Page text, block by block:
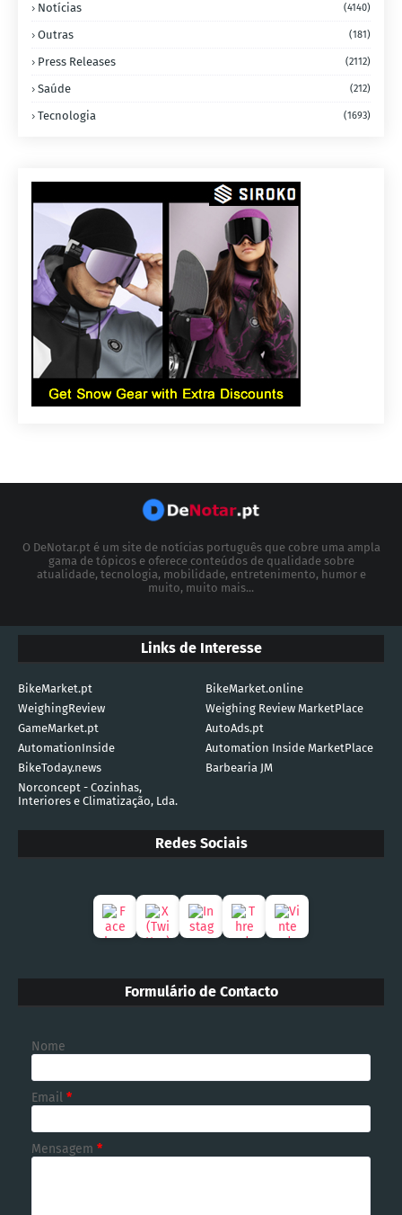
Notícias (4140)
Outras (181)
Press Releases (2112)
Saúde (212)
Tecnologia (1693)
O DeNotar.pt é um site de notícias português que cobre uma ampla
gama de tópicos e oferece conteúdos de qualidade sobre
atualidade, tecnologia, mobilidade, entretenimento, humor e
muito, muito mais...
Links de Interesse
BikeMarket.pt
BikeMarket.online
WeighingReview
Weighing Review MarketPlace
GameMarket.pt
AutoAds.pt
AutomationInside
Automation Inside MarketPlace
BikeToday.news
Barbearia JM
Norconcept - Cozinhas,
Interiores e Climatização, Lda.
Redes Sociais
Formulário de Contacto
Nome
Email *
Mensagem *